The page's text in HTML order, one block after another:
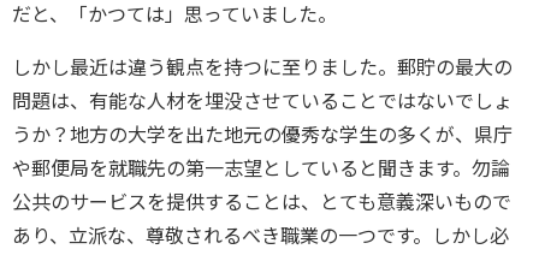
だと、「かつては」思っていました。
しかし最近は違う観点を持つに至りました。郵貯の最大の
問題は、有能な人材を埋没させていることではないでしょ
うか？地方の大学を出た地元の優秀な学生の多くが、県庁
や郵便局を就職先の第一志望としていると聞きます。勿論
公共のサービスを提供することは、とても意義深いもので
あり、立派な、尊敬されるべき職業の一つです。しかし必